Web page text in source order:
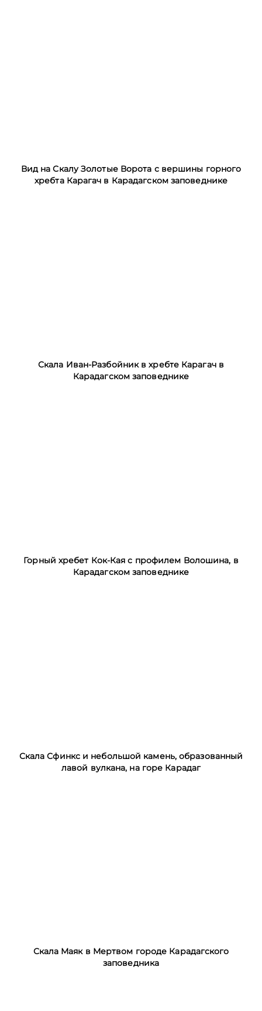
Вид на Скалу Золотые Ворота с вершины горного
хребта Карагач в Карадагском заповеднике
Скала Иван-Разбойник в хребте Карагач в
Карадагском заповеднике
Горный хребет Кок-Кая с профилем Волошина, в
Карадагском заповеднике
Скала Сфинкс и небольшой камень, образованный
лавой вулкана, на горе Карадаг
Скала Маяк в Мертвом городе Карадагского
заповедника